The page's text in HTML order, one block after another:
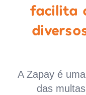
facilita
A Zapay é
das